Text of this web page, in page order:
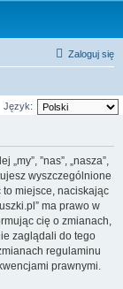
Zaloguj się
Język:
”nas”, „nasza”,
wyszczególnione
miejsce, naciskając
ma prawo w
cię o zmianach,
zaglądali do tego
regulaminu
prawnymi.